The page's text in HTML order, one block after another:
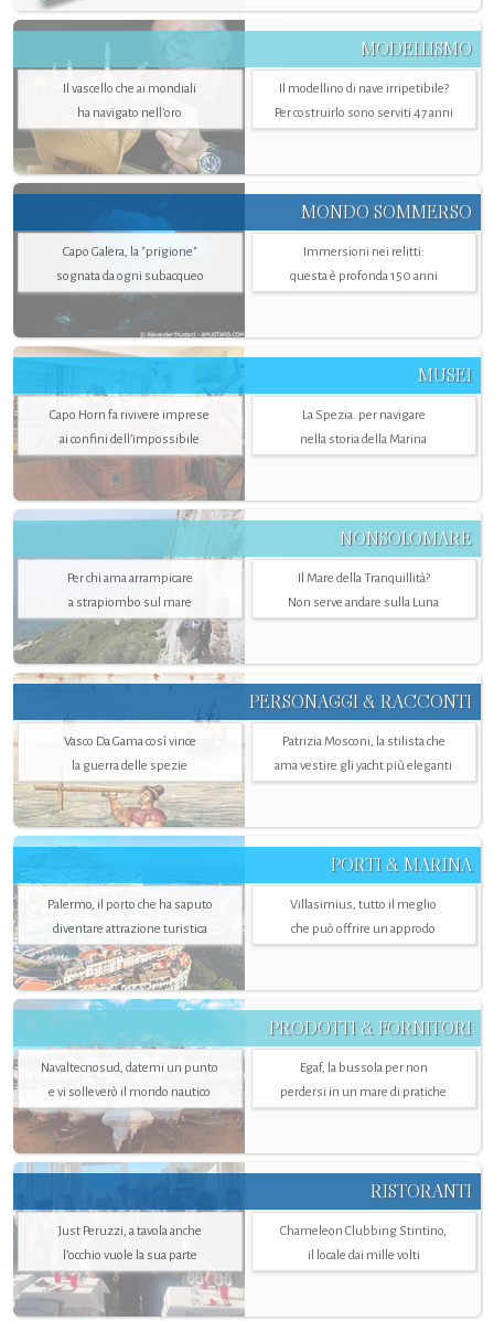
MODELLISMO
Il vascello che ai mondiali
ha navigato nell’oro
Il modellino di nave irripetibile?
Per costruirlo sono serviti 47 anni
MONDO SOMMERSO
Capo Galera, la "prigione"
sognata da ogni subacqueo
Immersioni nei relitti:
questa è profonda 150 anni
MUSEI
Capo Horn fa rivivere imprese
ai confini dell’impossibile
La Spezia. per navigare
nella storia della Marina
NONSOLOMARE
Per chi ama arrampicare
a strapiombo sul mare
Il Mare della Tranquillità?
Non serve andare sulla Luna
PERSONAGGI & RACCONTI
Vasco Da Gama così vince
la guerra delle spezie
Patrizia Mosconi, la stilista che
ama vestire gli yacht più eleganti
PORTI & MARINA
Palermo, il porto che ha saputo
diventare attrazione turistica
Villasimius, tutto il meglio
che può offrire un approdo
PRODOTTI & FORNITORI
Navaltecnosud, datemi un punto
e vi solleverò il mondo nautico
Egaf, la bussola per non
perdersi in un mare di pratiche
RISTORANTI
Just Peruzzi, a tavola anche
l’occhio vuole la sua parte
Chameleon Clubbing Stintino,
il locale dai mille volti